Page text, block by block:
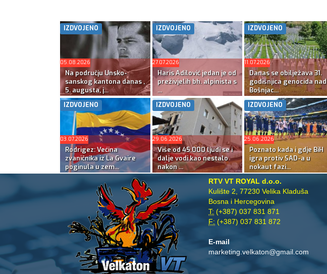
IZDVOJENO
05.08.2026
Na području Unsko-
sanskog kantona danas ,
5. augusta, j...
IZDVOJENO
27.07.2026
Haris Adilović jedan je od
preživjelih bh. alpinista s
...
IZDVOJENO
11.07.2026
Danas se obilježava 31.
godišnjica genocida nad
Bošnjac...
IZDVOJENO
03.07.2026
Rodrigez: Većina
zvaničnika iz La Gvaire
poginula u zem...
IZDVOJENO
29.06.2026
Više od 45.000 ljudi se i
dalje vodi kao nestalo
nakon ...
IZDVOJENO
25.06.2026
Poznato kada i gdje BiH
igra protiv SAD-a u
nokaut fazi...
RTV VT ROYAL d.o.o.
Kulište 2, 77230 Velika Kladuša
Bosna i Hercegovina
T: (+387) 037 831 871
F: (+387) 037 831 872
E-mail
marketing.velkaton@gmail.com